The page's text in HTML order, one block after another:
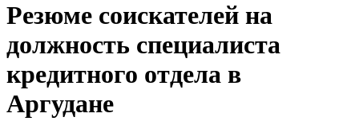
Резюме соискателей на
должность специалиста
кредитного отдела в
Аргудане